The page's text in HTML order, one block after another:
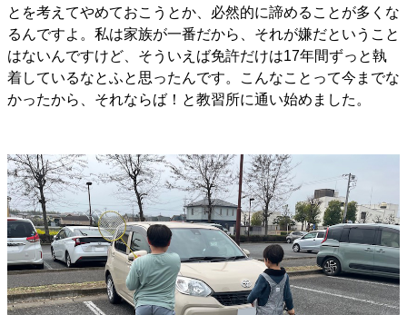
とを考えてやめておこうとか、必然的に諦めることが多くな
るんですよ。私は家族が一番だから、それが嫌だということ
はないんですけど、そういえば免許だけは17年間ずっと執
着しているなとふと思ったんです。こんなことって今までな
かったから、それならば！と教習所に通い始めました。